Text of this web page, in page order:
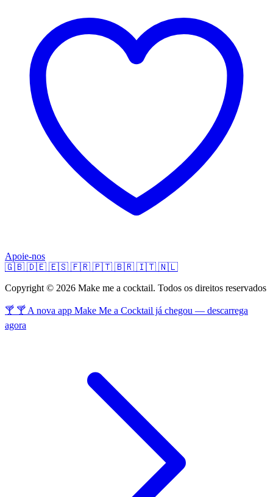
Apoie-nos
🇬🇧 🇩🇪 🇪🇸 🇫🇷 🇵🇹 🇧🇷 🇮🇹 🇳🇱
Copyright © 2026 Make me a cocktail. Todos os direitos reservados
🍸 🍸 A nova app Make Me a Cocktail já chegou — descarrega
agora